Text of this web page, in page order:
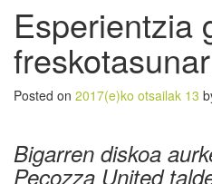
Esperientzia
Posted on 2017(e)ko otsailak 13
Bigarren diskoa
Pecozza United